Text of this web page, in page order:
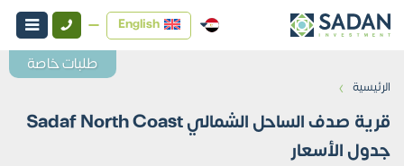
English
الرئيسية ›
قرية صدف الساحل الشمالي Sadaf North Coast
جدول الأسعار
طلبات خاصة